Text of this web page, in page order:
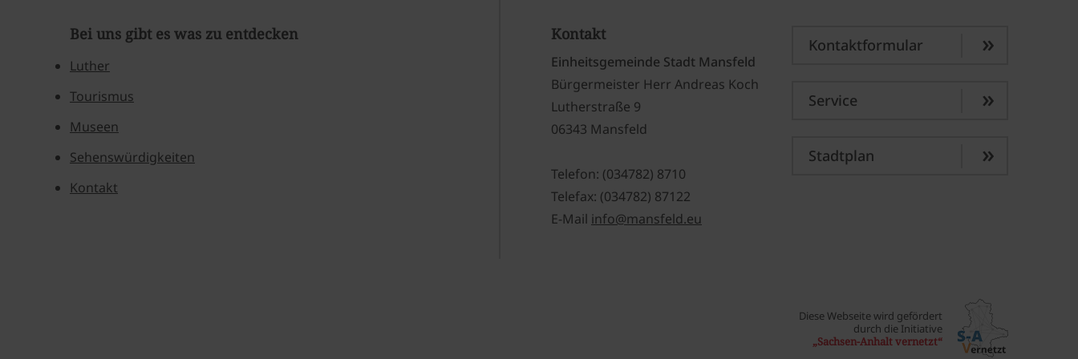
Bei uns gibt es was zu entdecken
Luther
Tourismus
Museen
Sehenswürdigkeiten
Kontakt
Kontakt
Einheitsgemeinde Stadt Mansfeld
Bürgermeister Herr Andreas Koch
Lutherstraße 9
06343 Mansfeld
Telefon: (034782) 8710
Telefax: (034782) 87122
E-Mail info@mansfeld.eu
Kontaktformular
Service
Stadtplan
Diese Webseite wird gefördert
durch die Initiative
„Sachsen-Anhalt vernetzt“